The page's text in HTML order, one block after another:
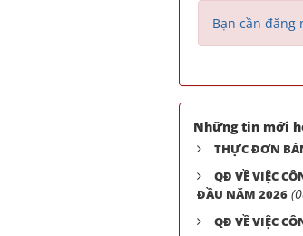
Bạn cần đăng
Những tin mới
THỰC ĐƠN
QĐ VỀ VIỆC
ĐẦU NĂM 2026
QĐ VỀ VIỆC